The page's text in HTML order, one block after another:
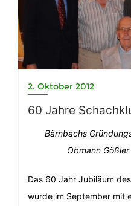
2. Oktober 2012
60 Jahre
Bärnbachs
Obmann
Das 60 Jahr Jubiläum
wurde im September mit